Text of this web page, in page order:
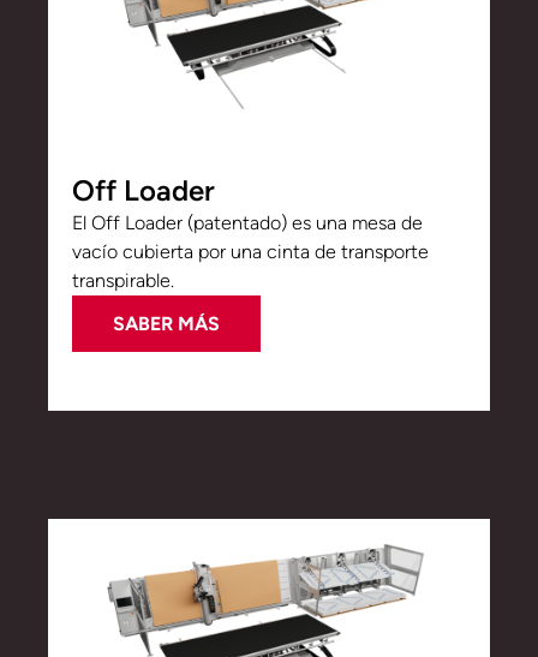
Off Loader
El Off Loader (patentado) es una mesa de
vacío cubierta por una cinta de transporte
transpirable.
SABER MÁS